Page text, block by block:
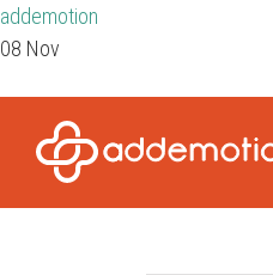
addemotion
08 Nov